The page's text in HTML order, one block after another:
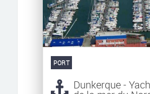
PORT
Dunkerque -